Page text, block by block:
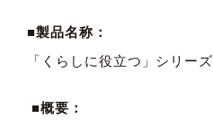
■製品名称：
「くらしに役立つ」シリーズ
■概要：